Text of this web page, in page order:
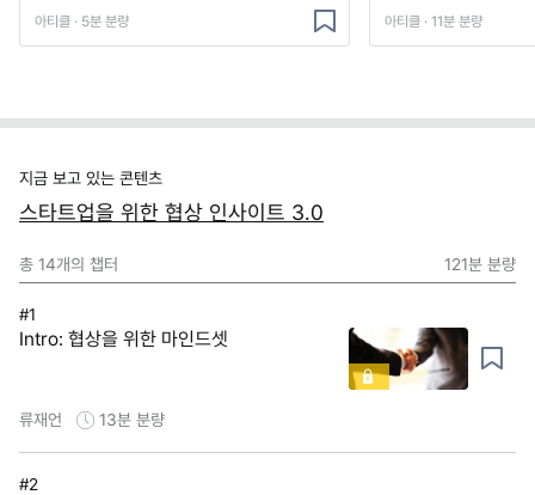
아티클 · 5분 분량 아티클 · 11분 분량
지금 보고 있는 콘텐츠
스타트업을 위한 협상 인사이트 3.0
총 14개의 챕터 121분 분량
#1
Intro: 협상을 위한 마인드셋
류재언 13분 분량
#2